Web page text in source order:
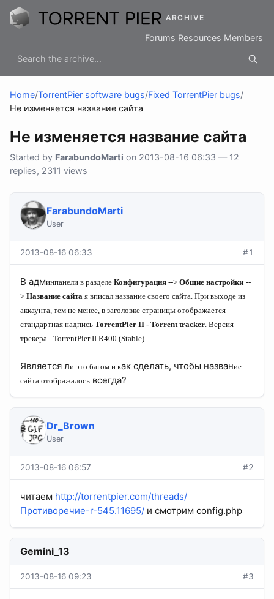
ARCHIVE
Forums Resources Members
Home/TorrentPier software bugs/Fixed TorrentPier bugs/
Не изменяется название сайта
Не изменяется название сайта
Started by FarabundoMarti on 2013-08-16 06:33 — 12
replies, 2311 views
FarabundoMarti
User
2013-08-16 06:33 #1
В админпанели в разделе Конфигурация --> Общие настройки --
> Название сайта я вписал название своего сайта. При выходе из
аккаунта, тем не менее, в заголовке страницы отображается
стандартная надпись TorrentPier II - Torrent tracker. Версия
трекера - TorrentPier II R400 (Stable).
Является ли это багом и как сделать, чтобы название
сайта отображалось всегда?
Dr_Brown
User
2013-08-16 06:57 #2
читаем http://torrentpier.com/threads/
Противоречие-r-545.11695/ и смотрим config.php
Gemini_13
2013-08-16 09:23 #3